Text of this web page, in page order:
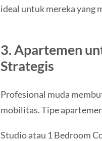
ideal untuk mereka yang
3. Apartemen
Strategis
Profesional muda
mobilitas. Tipe
Studio atau 1 Bedroom